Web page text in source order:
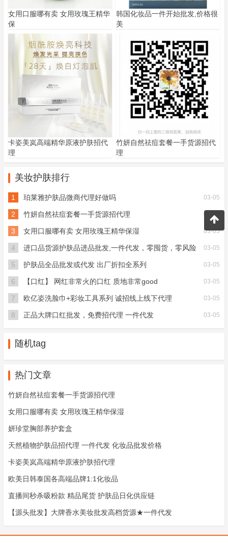
女用口服哪有卖 女用玫瑰王精华
保
韩国化妆品一件开始批发,价格很
美
卡姿美岚高端精华原液护肤招代
理
竹妍自然祛痘套餐一手货源招代
理
美妆护肤排行
03-05
1 珀莱雅护肤品微商代理好做吗
03-05
2 竹妍自然祛痘套餐一手货源招代理
03-05
3 女用口服哪有卖 女用玫瑰王精华保湿
03-05
4 进口品货源护肤品进品批发,一件代发，零囤货，零风险
03-05
5 护肤品全品批发或代发 出厂折扣全系列
03-05
6 【口红】 网红非常火的口红 质地非常good
03-05
7 欧亿姿洗脸巾+彩妆工具系列 诚招线上线下代理
03-05
8 正品大牌口红批发，免费招代理 一件代发
随机tag
热门文章
竹妍自然祛痘套餐一手货源招代理
女用口服哪有卖 女用玫瑰王精华保湿
妍珍堂胸部养护套盒
天然植物护肤品招代理 一件代发 化妆品批发价格
卡姿美岚高端精华原液护肤招代理
欧美日韩泰国各高端品牌1:1化妆品
直播间秒杀吸粉款 精品尾货 护肤品日化供应链
【源头批发】大牌香水美妆批发高档货源★一件代发